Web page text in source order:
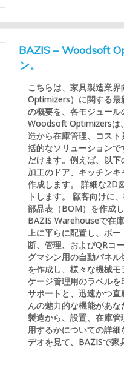
BAZIS – Woodsoft
ン。
こちらは、家具製造業
Optimizers）に関する
の概要を、各モジュー
Woodsoft Optimizersは
造から在庫管理、コス
括的なソリューション
だけます。例えば、以
加工のドア、キッチン
作成します。 詳細な2D
トします。 顧客向けに
部品表（BOM）を作成
BAZIS Warehouseで在
上に平らに配置し、ボ
断、管理、およびQRコ
グマシン用の自動パネ
を作成し、様々な機械
ケージ管理用のラベル
サポートと、迅速かつ
んの魅力的な機能があ
製造から、設置、在庫
用するかについての詳
デオを見て、BAZISで家